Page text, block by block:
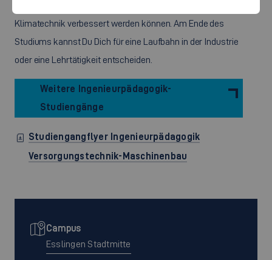
Klimatechnik verbessert werden können. Am Ende des
Studiums kannst Du Dich für eine Laufbahn in der Industrie
oder eine Lehrtätigkeit entscheiden.
Weitere Ingenieurpädagogik-
Studiengänge
Studiengangflyer Ingenieurpädagogik
Versorgungstechnik-Maschinenbau
Campus
Esslingen Stadtmitte